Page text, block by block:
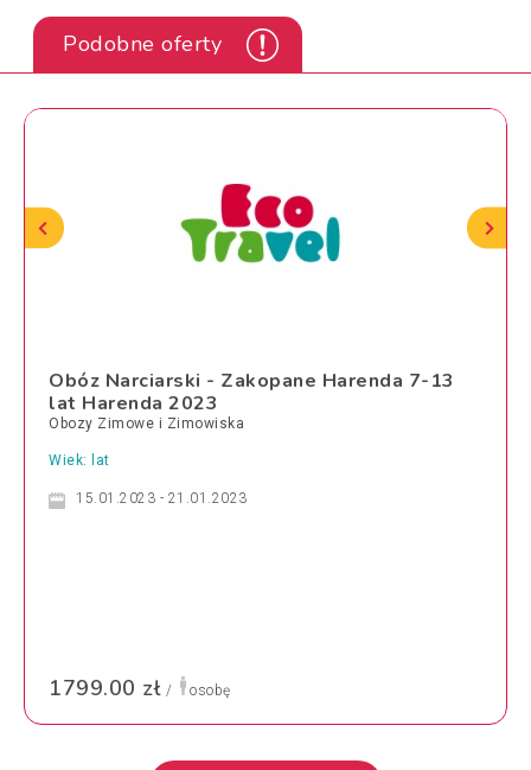
Podobne oferty
Obóz Narciarski - Zakopane Harenda 7-13
lat Harenda 2023
Obozy Zimowe i Zimowiska
Wiek: lat
15.01.2023 - 21.01.2023
1799.00 zł / osobę